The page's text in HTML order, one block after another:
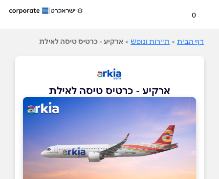
0
דף הבית > תיירות ונופש > ארקיע - כרטיס טיסה לאילת
ארקיע - כרטיס טיסה לאילת